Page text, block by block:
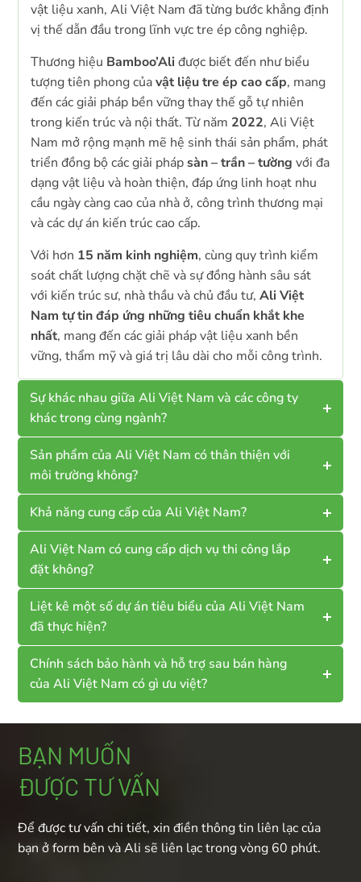
vật liệu xanh, Ali Việt Nam đã từng bước khẳng định
vị thế dẫn đầu trong lĩnh vực tre ép công nghiệp.
Thương hiệu Bamboo’Aliđược biết đến như biểu
tượng tiên phong củavật liệu tre ép cao cấp, mang
đến các giải pháp bền vững thay thế gỗ tự nhiên
trong kiến trúc và nội thất. Từ năm 2022, Ali Việt
Nam mở rộng mạnh mẽ hệ sinh thái sản phẩm, phát
triển đồng bộ các giải phápsàn – trần – tường với đa
dạng vật liệu và hoàn thiện, đáp ứng linh hoạt nhu
cầu ngày càng cao của nhà ở, công trình thương mại
và các dự án kiến trúc cao cấp.
Với hơn 15 năm kinh nghiệm, cùng quy trình kiểm
soát chất lượng chặt chẽ và sự đồng hành sâu sát
với kiến trúc sư, nhà thầu và chủ đầu tư,Ali Việt
Nam tự tin đáp ứng những tiêu chuẩn khắt khe
nhất, mang đến các giải pháp vật liệu xanh bền
vững, thẩm mỹ và giá trị lâu dài cho mỗi công trình.
Sự khác nhau giữa Ali Việt Nam và các công ty
khác trong cùng ngành?
Sản phẩm của Ali Việt Nam có thân thiện với
môi trường không?
Khả năng cung cấp của Ali Việt Nam?
Ali Việt Nam có cung cấp dịch vụ thi công lắp
đặt không?
Liệt kê một số dự án tiêu biểu của Ali Việt Nam
đã thực hiện?
Chính sách bảo hành và hỗ trợ sau bán hàng
của Ali Việt Nam có gì ưu việt?
BẠN MUỐN
ĐƯỢC TƯ VẤN
Để được tư vấn chi tiết, xin điền thông tin liên lạc của
bạn ở form bên và Ali sẽ liên lạc trong vòng 60 phút.